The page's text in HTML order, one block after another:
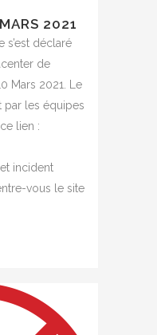
2021
s’est déclaré
de
Mars 2021. Le
par les équipes
lien :
incident
vous le site